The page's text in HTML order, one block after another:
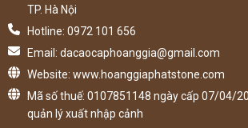
TP. Hà Nội
Hotline: 0972 101 656
Email: dacaocaphoanggia@gmail.com
Website: www.hoanggiaphatstone.com
Mã số thuế: 0107851148 ngày cấp 07/04/
quản lý xuất nhập cảnh